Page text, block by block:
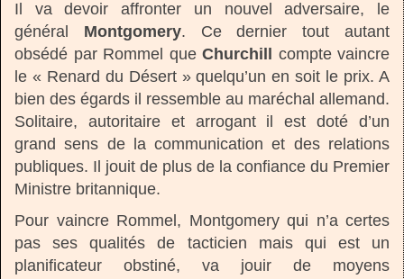
Il va devoir affronter un nouvel adversaire, le
général Montgomery. Ce dernier tout autant
obsédé par Rommel que Churchill compte vaincre
le « Renard du Désert » quelqu’un en soit le prix. A
bien des égards il ressemble au maréchal allemand.
Solitaire, autoritaire et arrogant il est doté d’un
grand sens de la communication et des relations
publiques. Il jouit de plus de la confiance du Premier
Ministre britannique.
Pour vaincre Rommel, Montgomery qui n’a certes
pas ses qualités de tacticien mais qui est un
planificateur obstiné, va jouir de moyens